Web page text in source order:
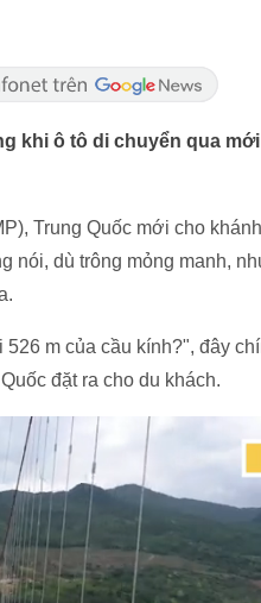
khi ô tô di chuyển qua
Trung Quốc mới cho
nói, dù trông mỏng manh,
m của cầu kính?", đây
đặt ra cho du khách.